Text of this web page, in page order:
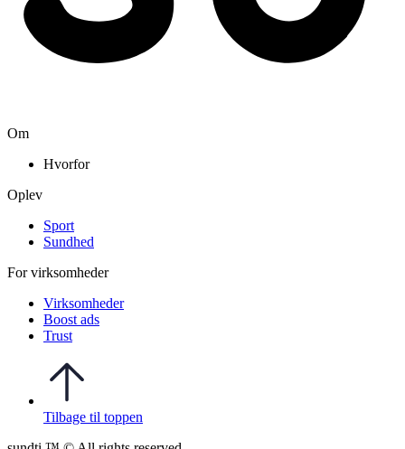
Om
Hvorfor
Oplev
Sport
Sundhed
For virksomheder
Virksomheder
Boost ads
Trust
Tilbage til toppen